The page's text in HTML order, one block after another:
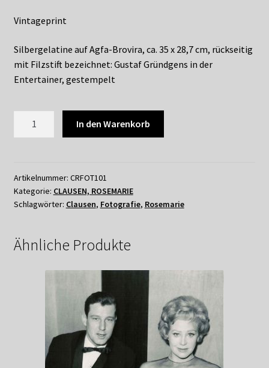
Vintageprint
Silbergelatine auf Agfa-Brovira, ca. 35 x 28,7 cm, rückseitig
mit Filzstift bezeichnet: Gustaf Gründgens in der
Entertainer, gestempelt
GRÜNDGENS
in
DER
1
Menge
In den Warenkorb
Artikelnummer: CRFOT101
Kategorie: CLAUSEN, ROSEMARIE
Schlagwörter: Clausen, Fotografie, Rosemarie
Ähnliche Produkte